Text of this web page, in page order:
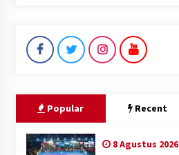
Popular Recent
8 Agustus 2026